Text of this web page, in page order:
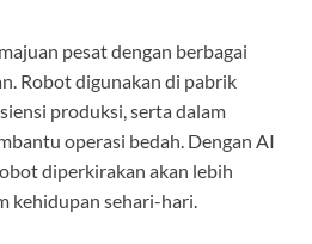
pesat dengan berbagai
Robot digunakan di pabrik
produksi, serta dalam
operasi bedah. Dengan AI
diperkirakan akan lebih
kehidupan sehari-hari.